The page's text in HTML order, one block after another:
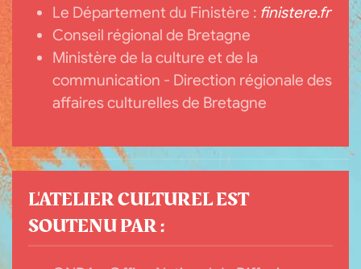
Le Département du Finistère : finistere.fr
Conseil régional de Bretagne
Ministère de la culture et de la
communication - Direction régionale des
affaires culturelles de Bretagne
L'ATELIER CULTUREL EST
SOUTENU PAR :